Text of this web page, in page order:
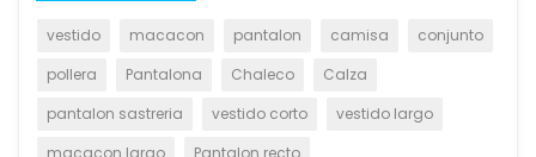
vestido macacon pantalon camisa
conjunto
pollera
Pantalona Chaleco
Calza
pantalon sastreria
vestido corto
vestido largo
macacon largo
Pantalon recto